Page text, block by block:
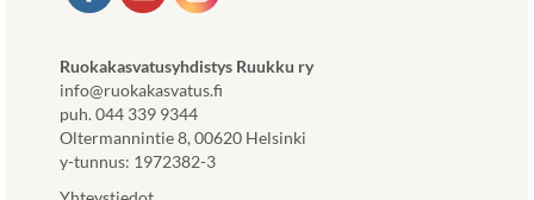
v
Ruokakasvatusyhdistys Ruukku ry
info@ruokakasvatus.fi
puh. 044 339 9344
Oltermannintie 8, 00620 Helsinki
y-tunnus: 1972382-3